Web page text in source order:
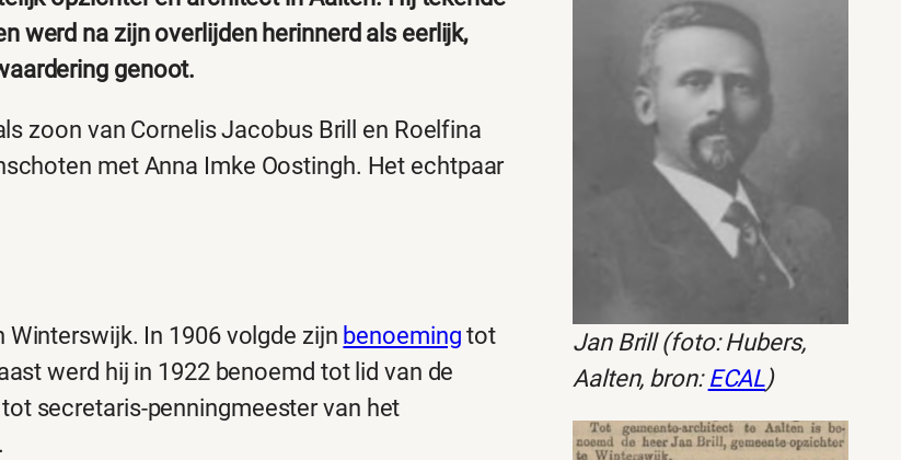
werd na zijn overlijden herinnerd als eerlijk,
genoot.
zoon van Cornelis Jacobus Brill en Roelfina
met Anna Imke Oostingh. Het echtpaar
In 1906 volgde zijn benoeming tot
werd hij in 1922 benoemd tot lid van de
secretaris-penningmeester van het
Jan Brill (foto: Hubers,
Aalten, bron: ECAL)